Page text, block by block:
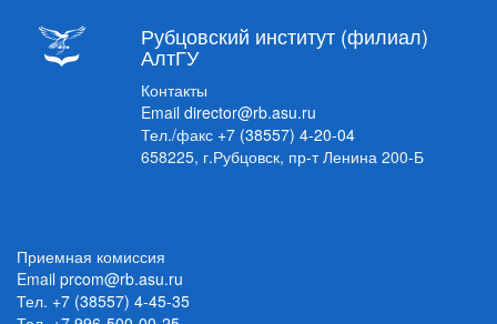
Рубцовский институт (филиал)
АлтГУ
Контакты
Email director@rb.asu.ru
Тел./факс +7 (38557) 4-20-04
658225, г.Рубцовск, пр-т Ленина 200-Б
Приемная комиссия
Email prcom@rb.asu.ru
Тел. +7 (38557) 4-45-35